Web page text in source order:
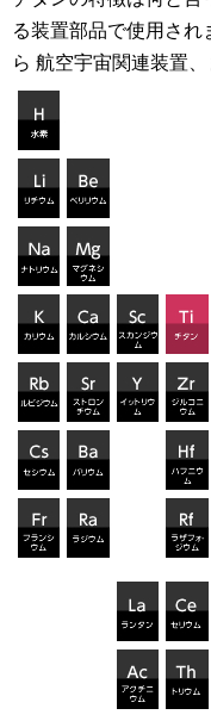
る装置部品で使用さ
ら 航空宇宙関連装置